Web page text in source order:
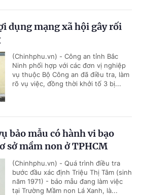
dụng mạng xã hội gây rối
(Chinhphu.vn) - Công an tỉnh Bắc
Ninh phối hợp với các đơn vị nghiệp
vụ thuộc Bộ Công an đã điều tra, làm
rõ vụ việc, đồng thời khởi tố 3 bị...
bảo mẫu có hành vi bạo
sở mầm non ở TPHCM
(Chinhphu.vn) - Quá trình điều tra
bước đầu xác định Triệu Thị Tâm (sinh
năm 1971) - bảo mẫu đang làm việc
tại Trường Mầm non Lá Xanh, là...